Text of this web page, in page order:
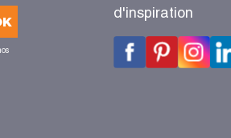
d'inspiration